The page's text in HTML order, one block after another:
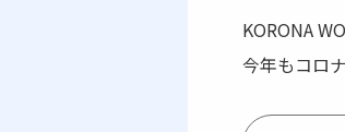
KORONA
今年もコロ